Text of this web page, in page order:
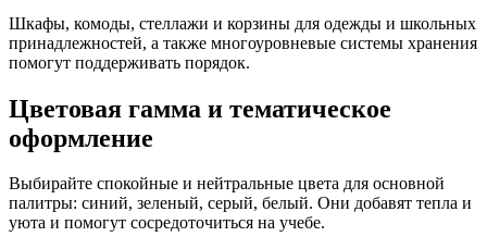
Шкафы, комоды, стеллажи и корзины для одежды и школьных
принадлежностей, а также многоуровневые системы хранения
помогут поддерживать порядок.
Цветовая гамма и тематическое
оформление
Выбирайте спокойные и нейтральные цвета для основной
палитры: синий, зеленый, серый, белый. Они добавят тепла и
уюта и помогут сосредоточиться на учебе.